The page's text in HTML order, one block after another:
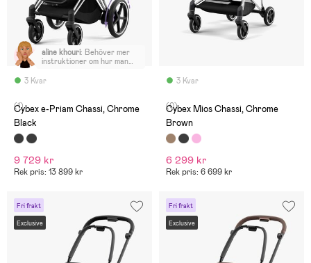
3 Kvar
aline khouri: Behöver mer
instruktioner om hur man
(1)
Cybex e-Priam Chassi, Chrome
Black
9 729 kr
Rek pris: 13 899 kr
3 Kvar
(0)
Cybex Mios Chassi, Chrome
Brown
6 299 kr
Rek pris: 6 699 kr
Fri frakt
Exclusive
Fri frakt
Exclusive